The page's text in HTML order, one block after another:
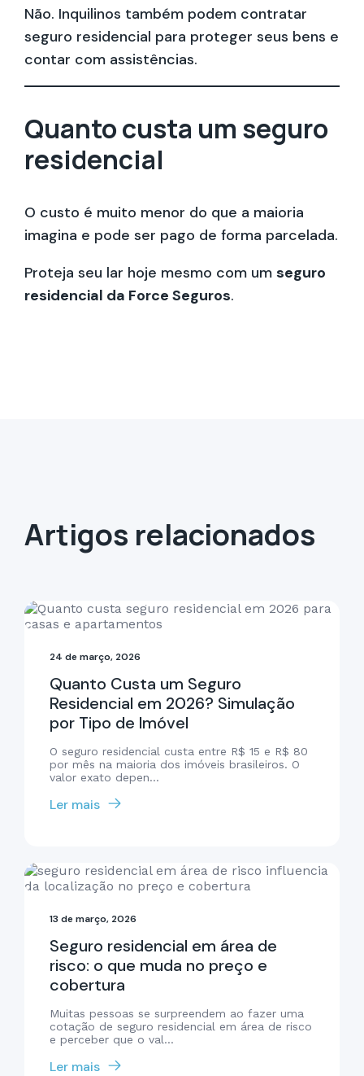
Não. Inquilinos também podem contratar
seguro residencial para proteger seus bens e
contar com assistências.
Quanto custa um seguro
residencial
O custo é muito menor do que a maioria
imagina e pode ser pago de forma parcelada.
Proteja seu lar hoje mesmo com um seguro
residencial da Force Seguros.
Artigos relacionados
24 de março, 2026
Quanto Custa um Seguro
Residencial em 2026? Simulação
por Tipo de Imóvel
O seguro residencial custa entre R$ 15 e R$ 80
por mês na maioria dos imóveis brasileiros. O
valor exato depen...
Ler mais
13 de março, 2026
Seguro residencial em área de
risco: o que muda no preço e
cobertura
Muitas pessoas se surpreendem ao fazer uma
cotação de seguro residencial em área de risco
e perceber que o val...
Ler mais